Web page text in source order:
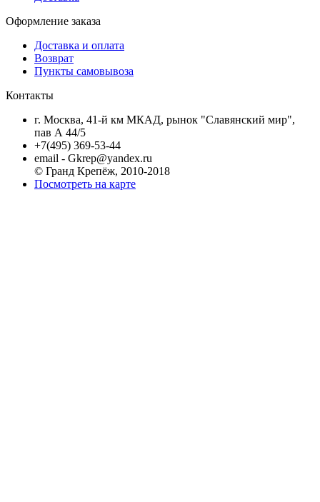
Оформление заказа
Доставка и оплата
Возврат
Пункты самовывоза
Контакты
г. Москва, 41-й км МКАД, рынок "Славянский мир",
пав А 44/5
+7(495) 369-53-44
email - Gkrep@yandex.ru
© Гранд Крепёж, 2010-2018
Посмотреть на карте